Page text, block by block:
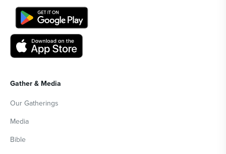
Gather & Media
Our Gatherings
Media
Bible